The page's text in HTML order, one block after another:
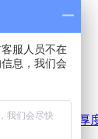
硬度试件最小厚
服人员不在
息，我们会